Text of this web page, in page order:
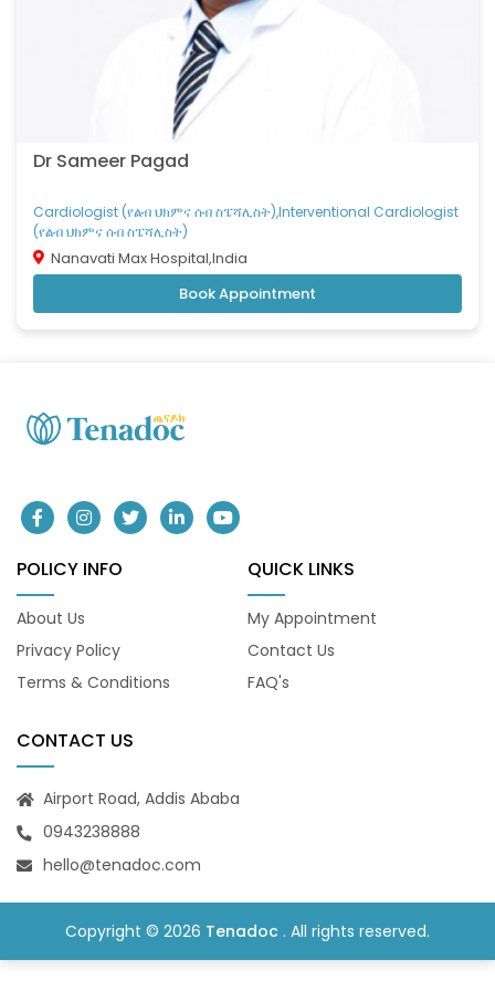
Urologist (የኩላሊት፡ የፕሮስቴት፡ የሽንት ፊኛና ትቦ ቀዶ
ህክምና ስፔሻሊስት)
Vascular Surgeon (የደም ስር ቀዶ ህክምና ሰብ
Dr Sameer Pagad
Cardiologist (የልብ ህክምና ሰብ ስፔሻሊስት),Interventional Cardiologist
(የልብ ህክምና ሰብ ስፔሻሊስት)
Nanavati Max Hospital,India
Book Appointment
POLICY INFO
About Us
Privacy Policy
Terms & Conditions
QUICK LINKS
My Appointment
Contact Us
FAQ's
CONTACT US
Airport Road, Addis Ababa
0943238888
hello@tenadoc.com
Copyright © 2026 Tenadoc . All rights reserved.